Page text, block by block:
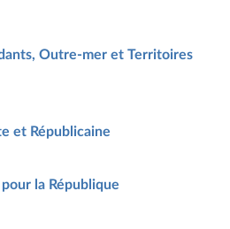
Outre-mer et Territoires
et Républicaine
la République